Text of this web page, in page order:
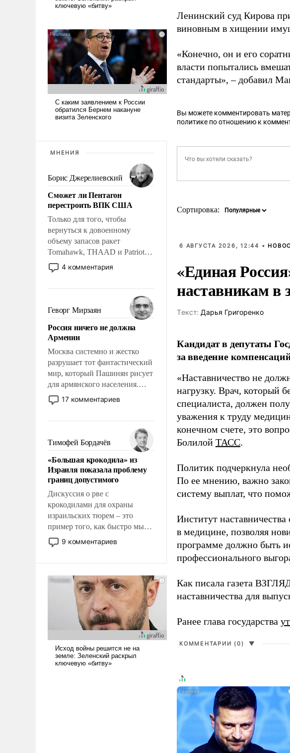
МНЕНИЯ
Борис Джерелиевский
Сможет ли Пентагон
перестроить ВПК США
Только для того, чтобы
вернуться к довоенному
объему запасов ракет
Tomahawk, THAAD и Patriot
США потребуется более трех
лет. Даже небольшая война с
Сложившаяся ситуация
означает многолетний период
уязвимости США, например,
перед Китаем.
4 комментария
Геворг Мирзаян
Россия ничего не должна
Армении
Москва системно и жестко
разрушает тот фантастический
мир, который Пашинян рисует
для армянского населения.
Мир, где политические
прожекты будут безусловно
налогоплательщиков и где
Еревану за свои поступки не
нужно отвечать.
17 комментариев
Тимофей Бордачёв
«Большая крокодила» из
Израиля показала проблему
границ допустимого
Дискуссия о рве с
крокодилами для охраны
израильских тюрем – это
пример того, как быстро мы
двигаемся по пути
революционных изменений.
псевдонаучной фантастики,
стало всерьез обсуждаемой
9 комментариев
Ленинский суд Кирова
виновным в хищении
«Конечно, он и его
власти попытались
стандарты», – добавил
Вы можете комментировать
политике по отношению к
Сортировка:
6 АВГУСТА 2026, 12:44 •
«Единая
наставникам в
Tекст: Дарья Григоренко
Кандидат в депутаты
за введение
«Наставничество не
нагрузку. Врач, который
специалиста, должен
уважения к труду
конечном счете, это
Болилой ТАСС.
Политик подчеркнула
По ее мнению, важно
систему выплат, что
Институт
в медицине, позволяя
программе должно быть
профессионального
Как писала газета
наставничества для
Ранее глава государства
КОММЕНТАРИИ (0) ▼